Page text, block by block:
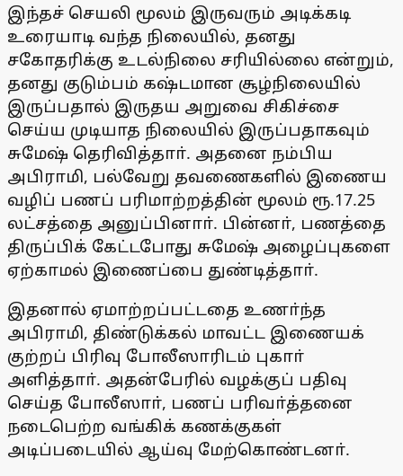
இந்தச் செயலி மூலம் இருவரும் அடிக்கடி
உரையாடி வந்த நிலையில், தனது
சகோதரிக்கு உடல்நிலை சரியில்லை என்றும்,
தனது குடும்பம் கஷ்டமான சூழ்நிலையில்
இருப்பதால் இருதய அறுவை சிகிச்சை
செய்ய முடியாத நிலையில் இருப்பதாகவும்
சுமேஷ் தெரிவித்தாா். அதனை நம்பிய
அபிராமி, பல்வேறு தவணைகளில் இணைய
வழிப் பணப் பரிமாற்றத்தின் மூலம் ரூ.17.25
லட்சத்தை அனுப்பினாா். பின்னா், பணத்தை
திருப்பிக் கேட்டபோது சுமேஷ் அழைப்புகளை
ஏற்காமல் இணைப்பை துண்டித்தாா்.
இதனால் ஏமாற்றப்பட்டதை உணா்ந்த
அபிராமி, திண்டுக்கல் மாவட்ட இணையக்
குற்றப் பிரிவு போலீஸாரிடம் புகாா்
அளித்தாா். அதன்பேரில் வழக்குப் பதிவு
செய்த போலீஸாா், பணப் பரிவா்த்தனை
நடைபெற்ற வங்கிக் கணக்குகள்
அடிப்படையில் ஆய்வு மேற்கொண்டனா்.